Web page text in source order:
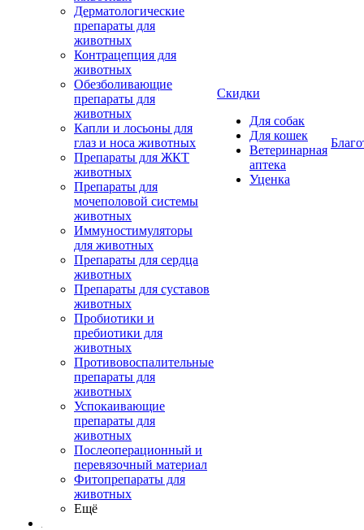
Дерматологические
препараты для
животных
Контрацепция для
животных
Обезболивающие
препараты для
животных
Капли и лосьоны для
глаз и носа животных
Препараты для ЖКТ
животных
Препараты для
мочеполовой системы
животных
Иммуностимуляторы
для животных
Препараты для сердца
животных
Препараты для суставов
животных
Пробиотики и
пребиотики для
животных
Противовоспалительные
препараты для
животных
Успокаивающие
препараты для
животных
Послеоперационный и
перевязочный материал
Фитопрепараты для
животных
Ещё
Скидки
Для собак
Для кошек
Ветеринарная
аптека
Уценка